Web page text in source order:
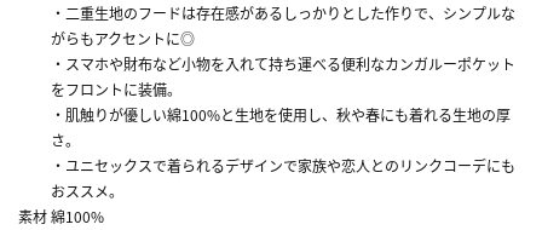
・二重生地のフードは存在感があるしっかりとした作りで、シンプルな
がらもアクセントに◎
・スマホや財布など小物を入れて持ち運べる便利なカンガルーポケット
をフロントに装備。
・肌触りが優しい綿100%と生地を使用し、秋や春にも着れる生地の厚
さ。
・ユニセックスで着られるデザインで家族や恋人とのリンクコーデにも
おススメ。
素材綿100%